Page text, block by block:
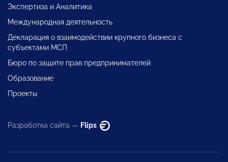
Экспертиза и Аналитика
Международная деятельность
Декларация о взаимодействии крупного бизнеса с
субъектами МСП
Бюро по защите прав предпринимателей
Образование
Проекты
Разработка сайта — Flips